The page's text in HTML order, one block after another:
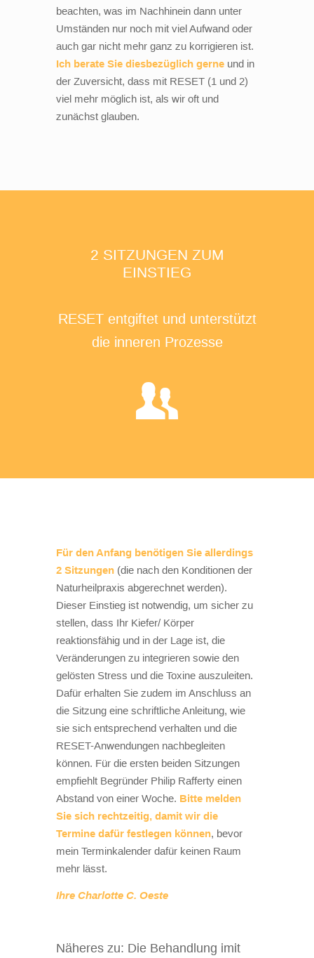
beachten, was im Nachhinein dann unter
Umständen nur noch mit viel Aufwand oder
auch gar nicht mehr ganz zu korrigieren ist.
Ich berate Sie diesbezüglich gerne und in
der Zuversicht, dass mit RESET (1 und 2)
viel mehr möglich ist, als wir oft und
zunächst glauben.
2 SITZUNGEN ZUM
EINSTIEG
RESET entgiftet und unterstützt
die inneren Prozesse
Für den Anfang benötigen Sie allerdings
2 Sitzungen (die nach den Konditionen der
Naturheilpraxis abgerechnet werden).
Dieser Einstieg ist notwendig, um sicher zu
stellen, dass Ihr Kiefer/ Körper
reaktionsfähig und in der Lage ist, die
Veränderungen zu integrieren sowie den
gelösten Stress und die Toxine auszuleiten.
Dafür erhalten Sie zudem im Anschluss an
die Sitzung eine schriftliche Anleitung, wie
sie sich entsprechend verhalten und die
RESET-Anwendungen nachbegleiten
können. Für die ersten beiden Sitzungen
empfiehlt Begründer Philip Rafferty einen
Abstand von einer Woche. Bitte melden
Sie sich rechtzeitig, damit wir die
Termine dafür festlegen können, bevor
mein Terminkalender dafür keinen Raum
mehr lässt.
Ihre Charlotte C. Oeste
Näheres zu: Die Behandlung imit